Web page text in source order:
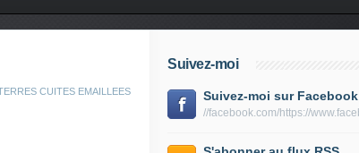
CUITES EMAILLEES
Suivez-moi
Suivez-moi sur Facebook